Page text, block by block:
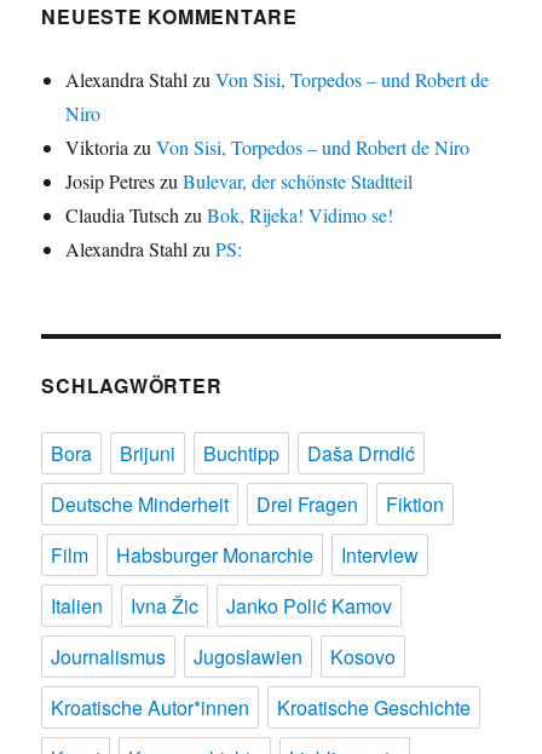
NEUESTE KOMMENTARE
Alexandra Stahl zuVon Sisi, Torpedos – und Robert de
Niro
Viktoria zuVon Sisi, Torpedos – und Robert de Niro
Josip PetreszuBulevar, der schönste Stadtteil
Claudia Tutsch zuBok, Rijeka! Vidimo se!
Alexandra Stahl zuPS:
SCHLAGWÖRTER
Bora Brijuni Buchtipp
Daša Drndić
Deutsche Minderheit
Drei Fragen
Fiktion
Film
Habsburger Monarchie
Interview
Italien
Ivna Žic
Janko Polić Kamov
Journalismus
Jugoslawien
Kosovo
Kroatische Autor*innen
Kroatische Geschichte